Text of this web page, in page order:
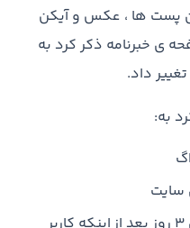
پست ها ، عکس و آیکن
ی خبرنامه ذکر کرد به
داد.
به:
سایت